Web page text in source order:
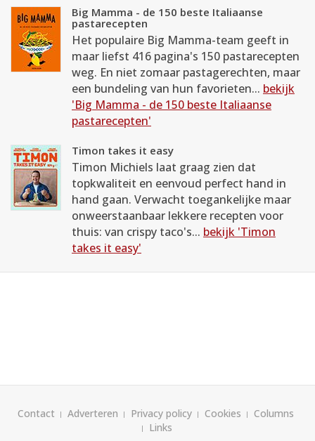
Big Mamma - de 150 beste Italiaanse
pastarecepten
Het populaire Big Mamma-team geeft in
maar liefst 416 pagina's 150 pastarecepten
weg. En niet zomaar pastagerechten, maar
een bundeling van hun favorieten... bekijk
'Big Mamma - de 150 beste Italiaanse
pastarecepten'
Timon takes it easy
Timon Michiels laat graag zien dat
topkwaliteit en eenvoud perfect hand in
hand gaan. Verwacht toegankelijke maar
onweerstaanbaar lekkere recepten voor
thuis: van crispy taco's... bekijk 'Timon
takes it easy'
Contact Adverteren Privacy policy Cookies
Columns
Links